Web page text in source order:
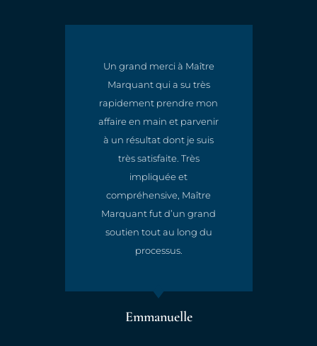
Un grand merci à Maître
Marquant qui a su très
rapidement prendre mon
affaire en main et parvenir
à un résultat dont je suis
très satisfaite. Très
impliquée et
compréhensive, Maître
Marquant fut d’un grand
soutien tout au long du
processus.
Emmanuelle